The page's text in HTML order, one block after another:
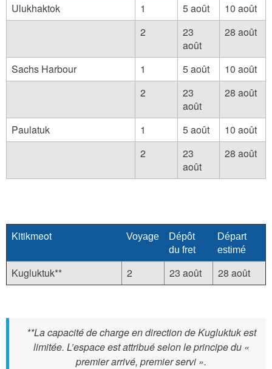
Ulukhaktok 1 5 août
10 août
2
23
août
28 août
Sachs Harbour 1 5 août
10 août
2
23
août
28 août
Paulatuk 1 5 août
10 août
2
23
août
28 août
Kitikmeot Voyage
Dépôt
du fret
Départ
estimé
Kugluktuk** 2 23 août 28 août
**La capacité de charge en direction de Kugluktuk est
limitée. L’espace est attribué selon le principe du «
premier arrivé, premier servi ».